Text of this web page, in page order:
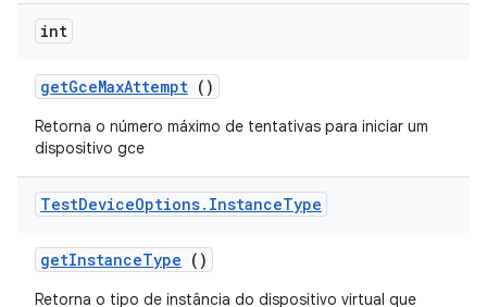
int
getGceMaxAttempt ()
Retorna o número máximo de tentativas para iniciar um
dispositivo gce
TestDeviceOptions. InstanceType
getInstanceType ()
Retorna o tipo de instância do dispositivo virtual que